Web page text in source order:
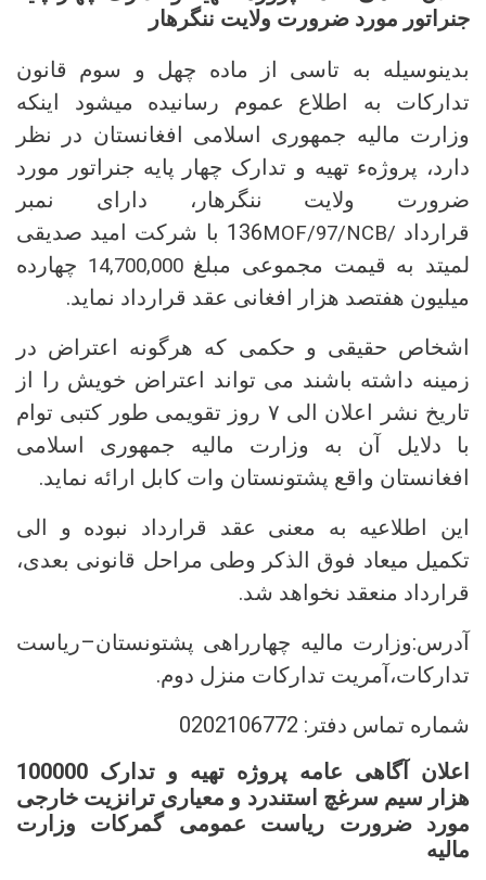
جنراتور مورد ضرورت ولایت ننگرهار
بدینوسیله به تاسی از ماده چهل و سوم قانون
تدارکات به اطلاع عموم رسانیده میشود اینکه
وزارت مالیه جمهوری اسلامی افغانستان در نظر
دارد، پروژهء تهیه و تدارک چهار پایه جنراتور مورد
ضرورت ولایت ننگرهار، دارای نمبر
قرارداد MOF/97/NCB/
136 با شرکت امید صدیقی
لمیتد به قیمت مجموعی مبلغ14,700,000 چهارده
میلیون هفتصد هزار افغانی عقد قرارداد نماید.
اشخاص حقیقی و حکمی که هرگونه اعتراض در
زمینه داشته باشند می تواند اعتراض خویش را از
تاریخ نشر اعلان الی ۷ روز تقویمی طور کتبی توام
با دلایل آن به وزارت مالیه جمهوری اسلامی
افغانستان واقع پشتونستان وات کابل ارائه نماید.
این اطلاعیه به معنی عقد قرارداد نبوده و الی
تکمیل میعاد فوق الذکر وطی مراحل قانونی بعدی،
قرارداد منعقد نخواهد شد.
آدرس:وزارت مالیه چهارراهی پشتونستان–ریاست
تدارکات،آمریت تدارکات منزل دوم.
شماره تماس دفتر: 0202106772
اعلان آگاهی عامه پروژه تهیه و تدارک 100000
هزار سیم سرغچ استندرد و معیاری ترانزیت خارجی
مورد ضرورت ریاست عمومی گمرکات وزارت
مالیه